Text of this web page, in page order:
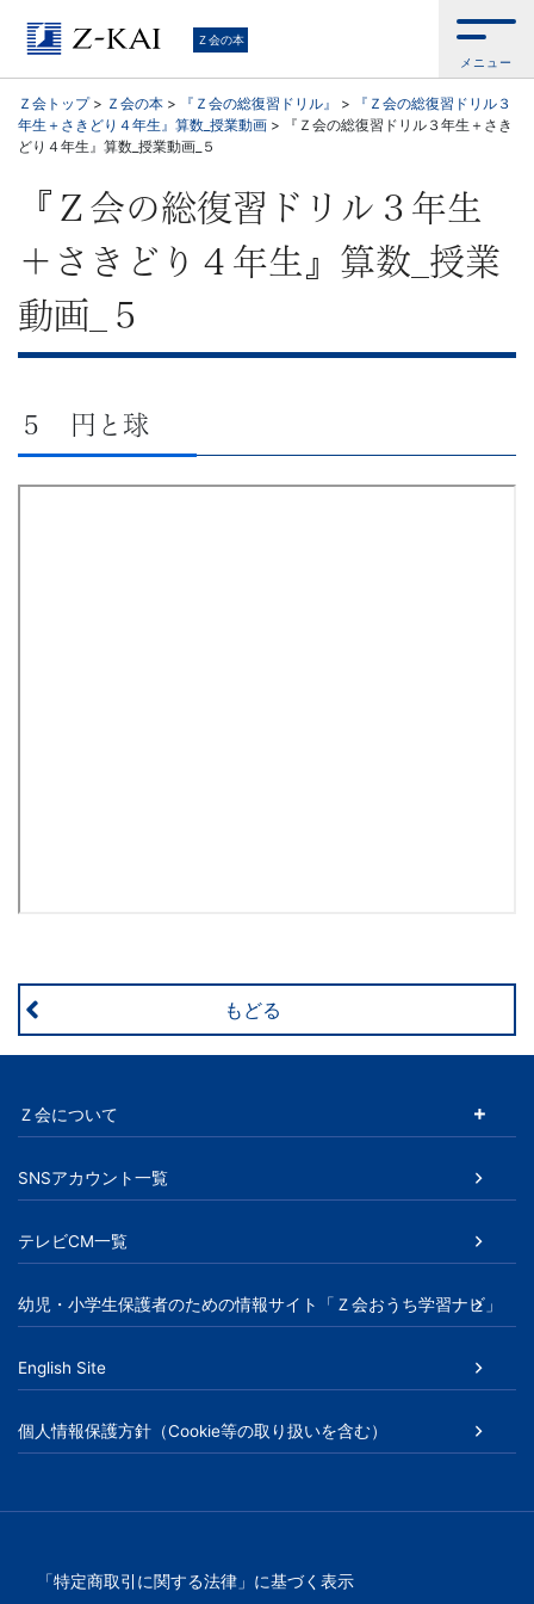
学
習
参
書
か
ら、
語
学
書
籍、
文
芸
書
ま
Ｚ会の本
メニュー
Ｚ会トップ> Ｚ会の本 > 『Ｚ会の総復習ドリル』 >
『Ｚ会の総復習ドリル３
年生＋さきどり４年生』算数_授業動画 >
『Ｚ会の総復習ドリル３年生＋さき
どり４年生』算数_授業動画_５
『Ｚ会の総復習ドリル３年生
＋さきどり４年生』算数_授業
動画_５
５ 円と球
もどる
Ｚ会について
SNSアカウント一覧
テレビCM一覧
幼児・小学生保護者のための情報サイト「Ｚ会おうち学習ナビ」
English Site
個人情報保護方針（Cookie等の取り扱いを含む）
「特定商取引に関する法律」に基づく表示